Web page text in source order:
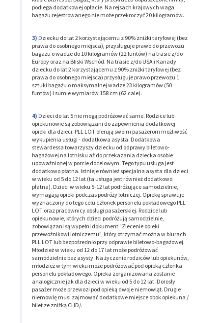
podlega dodatkowej opłacie. Na rejsach krajowych waga
bagażu rejestrowanego nie może przekroczyć 20 kilogramów.
Dziecku do lat 2 korzystającemu z 90% zniżki taryfowej (bez
prawa do osobnego miejsca), przysługuje prawo do przewozu
bagażu o wadze do 10 kilogramów (22 funtów) na trasie z/do
Europy oraz na Bliski Wschód. Na trasie z/do USA i Kanady
dziecku do lat 2 korzystającemu z 90% zniżki taryfowej (bez
prawa do osobnego miejsca) przysługuje prawo przewozu 1
sztuki bagażu o maksymalnej wadze 23 kilogramów (50
funtów) i sumie wymiarów 158 cm (62 cale).
Dzieci do lat 5 nie mogą podróżować same. Rodzice lub
opiekunowie są zobowiązani do zapewnienia dodatkowej
opieki dla dzieci. PLL LOT oferują swoim pasażerom możliwość
wykupienia usługi - dodatkowa asysta. Dodatkowa
stewardessa towarzyszy dziecku od odprawy biletowo-
bagażowej na lotnisku aż do przekazania dziecka osobie
upoważnionej w porcie docelowym. Tego typu usługa jest
dodatkowo płatna. Istnieje również specjalna asysta dla dzieci
w wieku od 5 do 12 lat (ta usługa jest również dodatkowo
płatna). Dzieci w wieku 5-12 lat podróżujące samodzielnie,
wymagają opieki podczas podróży lotniczej. Opiekę sprawuje
wyznaczony do tego celu członek personelu pokładowego PLL
LOT oraz pracownicy obsługi pasażerskiej. Rodzice lub
opiekunowie, których dzieci podróżują samodzielnie,
zobowiązani są wypełni dokument "Zlecenie opieki
przewoźnikowi lotniczemu", który otrzymać można w biurach
PLL LOT lub bezpośrednio przy odprawie biletowo-bagażowej.
Młodzież w wieku od 12 do 17 lat może podróżować
samodzielnie bez asysty. Na życzenie rodziców lub opiekunów,
młodzież w tym wieku może podróżować pod opieką członka
personelu pokładowego. Opieka zorganizowana zostanie
analogicznie jak dla dzieci w wieku od 5 do 12 lat. Dorosły
pasażer może przewozi pod opieką dwoje niemowląt. Drugie
niemowlę musi zajmować dodatkowe miejsce obok opiekuna /
bilet ze zniżką CHD/.